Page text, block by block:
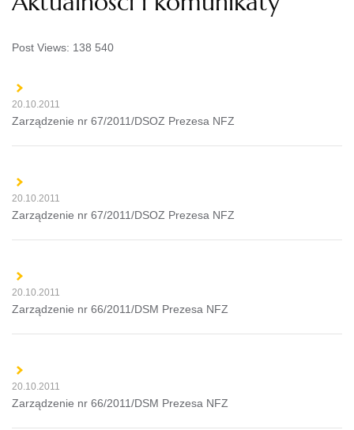
Post Views: 138 540
20.10.2011
Zarządzenie nr 67/2011/DSOZ Prezesa NFZ
20.10.2011
Zarządzenie nr 67/2011/DSOZ Prezesa NFZ
20.10.2011
Zarządzenie nr 66/2011/DSM Prezesa NFZ
20.10.2011
Zarządzenie nr 66/2011/DSM Prezesa NFZ